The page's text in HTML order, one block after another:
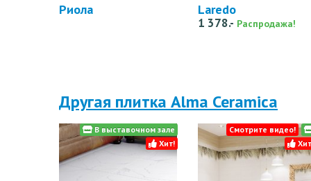
Риола Laredo
1 378.- Распродажа!
Другая плитка Alma Ceramica
В выставочном зале
Хит!
Смотрите видео!